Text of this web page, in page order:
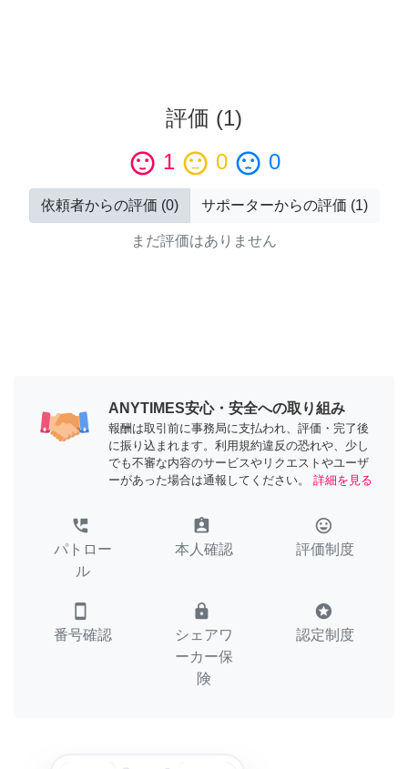
評価 (1)
sentiment_satisfied 1 sentiment_neutral 0 sentiment_dissatisfied 0
依頼者からの評価 (0) サポーターからの評価 (1)
まだ評価はありません
ANYTIMES安心・安全への取り組み
報酬は取引前に事務局に支払われ、評価・完了後
に振り込まれます。利用規約違反の恐れや、少し
でも不審な内容のサービスやリクエストやユーザ
ーがあった場合は通報してください。
詳細を見る
perm_phone_msg
パトロー
ル
assignment_ind
本人確認
tag_faces
評価制度
smartphone
番号確認
lock
シェアワ
ーカー保
険
stars
認定制度